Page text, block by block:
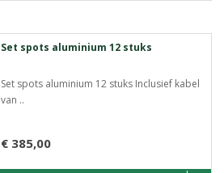
Set spots aluminium 12 stuks
Set spots aluminium 12 stuks Inclusief kabel
van ..
€ 385,00